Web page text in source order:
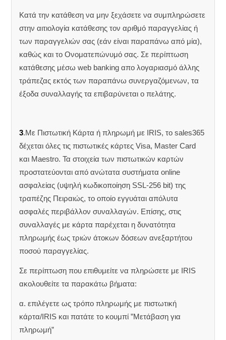
Κατά την κατάθεση να μην ξεχάσετε να συμπληρώσετε
στην αιτιολογία κατάθεσης τον αριθμό παραγγελίας ή
των παραγγελιών σας (εάν είναι παραπάνω από μία),
καθώς και το Ονοματεπώνυμό σας. Σε περίπτωση
κατάθεσης μέσω web banking απο λογαριασμό άλλης
τράπεζας εκτός των παραπάνω συνεργαζόμενων, τα
έξοδα συναλλαγής τα επιβαρύνεται ο πελάτης.
3.Με Πιστωτική Κάρτα ή πληρωμή με IRIS, το sales365
δέχεται όλες τις πιστωτικές κάρτες Visa, Master Card
και Maestro. Τα στοιχεία των πιστωτικών καρτών
προστατεύονται από ανώτατα συστήματα online
ασφαλείας (υψηλή κωδικοποίηση SSL-256 bit) της
τραπέζης Πειραιώς, το οποίο εγγυάται απόλυτα
ασφαλές περιβάλλον συναλλαγών. Επίσης, στις
συναλλαγές με κάρτα παρέχεται η δυνατότητα
πληρωμής έως τριών άτοκων δόσεων ανεξαρτήτου
ποσού παραγγελίας.
Σε περίπτωση που επιθυμείτε να πληρώσετε με IRIS
ακολουθείτε τα παρακάτω βήματα:
α. επιλέγετε ως τρόπο πληρωμής με πιστωτική
κάρτα/IRIS και πατάτε το κουμπί ”Μετάβαση για
πληρωμή”